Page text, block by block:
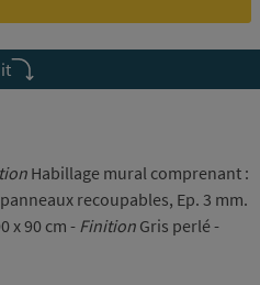
Habillage mural comprenant :
recoupables, Ep. 3 mm.
x 90 cm - Finition Gris perlé -